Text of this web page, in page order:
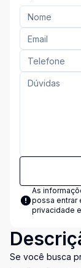
As
possa entrar
privacidade
Se você busca